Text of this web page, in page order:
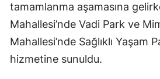
tamamlanma aşamasına
Mahallesi’nde Vadi Park ve
Mahallesi’nde Sağlıklı Yaşam
hizmetine sunuldu.